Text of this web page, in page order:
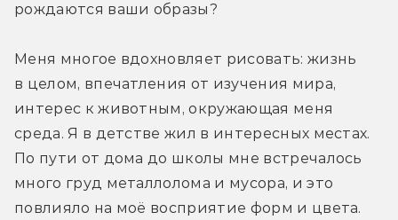
рождаются ваши образы?
Меня многое вдохновляет рисовать: жизнь
в целом, впечатления от изучения мира,
интерес к животным, окружающая меня
среда. Я в детстве жил в интересных местах.
По пути от дома до школы мне встречалось
много груд металлолома и мусора, и это
повлияло на моё восприятие форм и цвета.